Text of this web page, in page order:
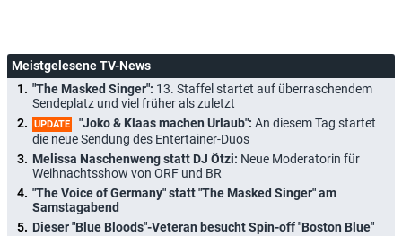
Meistgelesene TV-News
"The Masked Singer": 13. Staffel startet auf überraschendem
Sendeplatz und viel früher als zuletzt
UPDATE "Joko & Klaas machen Urlaub": An diesem Tag startet
die neue Sendung des Entertainer-Duos
Melissa Naschenweng statt DJ Ötzi: Neue Moderatorin für
Weihnachtsshow von ORF und BR
"The Voice of Germany" statt "The Masked Singer" am
Samstagabend
Dieser "Blue Bloods"-Veteran besucht Spin-off "Boston Blue"